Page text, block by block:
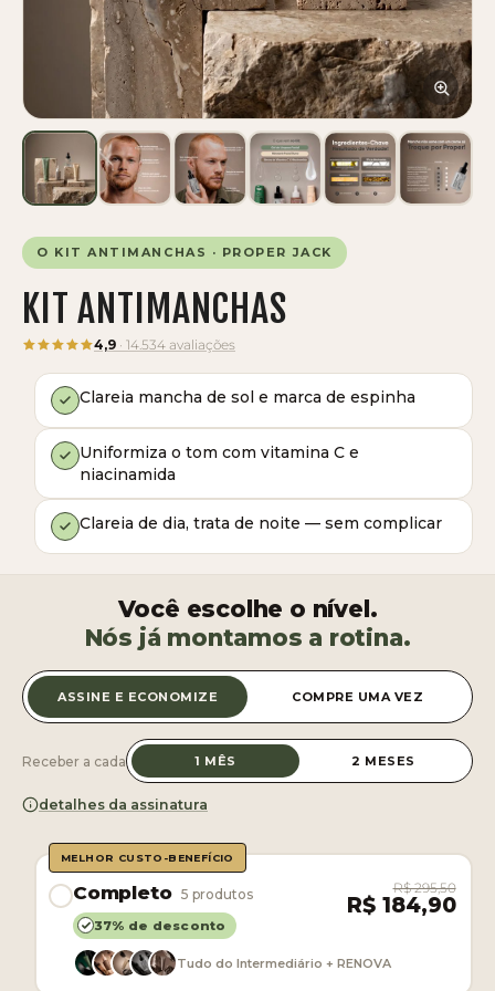
O KIT ANTIMANCHAS · PROPER JACK
KIT ANTIMANCHAS
4,9 · 14.534 avaliações
Clareia mancha de sol e marca de espinha
Uniformiza o tom com vitamina C e
niacinamida
Clareia de dia, trata de noite — sem complicar
Você escolhe o nível.
Nós já montamos a rotina.
ASSINE E ECONOMIZE COMPRE UMA VEZ
Receber a cada 1 MÊS 2 MESES
detalhes da assinatura
MELHOR CUSTO-BENEFÍCIO
Completo 5 produtos
37% de desconto
R$ 295,50
R$ 184,90
Tudo do Intermediário + RENOVA